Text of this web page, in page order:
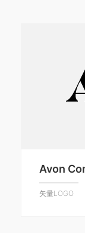
Avon
矢量LOGO